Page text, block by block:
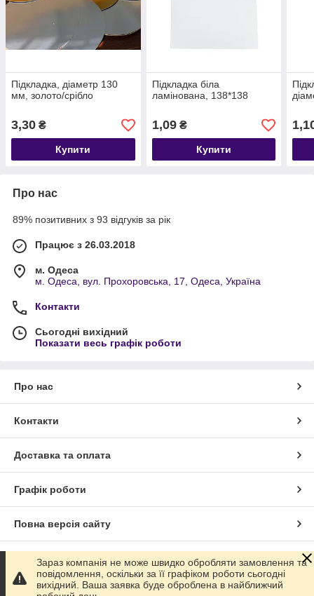
Підкладка, діаметр 130
мм, золото/срібло
3,30 ₴
Купити
Підкладка біла
ламінована, 138*138
1,09₴
Купити
Про нас
89% позитивних з 93 відгуків за рік
Працює з 26.03.2018
м. Одеса
м. Одеса, вул. Прохоровська, 17, Одеса, Україна
Контакти
Сьогодні вихідний
Показати весь графік роботи
Про нас
Контакти
Доставка та оплата
Графік роботи
Повна версія сайту
Сайт створено на маркетплейсіProm.ua
Політика конфіденційності
Зараз компанія не може швидко обробляти замовлення та
повідомлення, оскільки за її графіком роботи сьогодні
вихідний. Ваша заявка буде оброблена в найближчий